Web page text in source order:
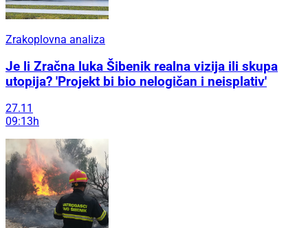
Zrakoplovna analiza
Je li Zračna luka Šibenik realna vizija ili skupa
utopija? 'Projekt bi bio nelogičan i neisplativ'
27.11
09:13h